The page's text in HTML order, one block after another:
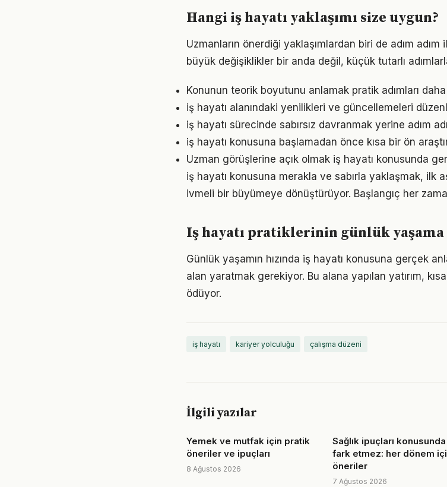
Hangi iş hayatı yaklaşımı size uygun?
Uzmanların önerdiği yaklaşımlardan biri de adım
büyük değişiklikler bir anda değil, küçük tutarlı
Konunun teorik boyutunu anlamak pratik adımları daha
iş hayatı alanındaki yenilikleri ve güncellemeleri
iş hayatı sürecinde sabırsız davranmak yerine adım
iş hayatı konusuna başlamadan önce kısa bir ön
Uzman görüşlerine açık olmak iş hayatı konusunda
iş hayatı konusuna merakla ve sabırla yaklaşmak, ilk
ivmeli bir büyümeye dönüştürüyor. Başlangıç her
Iş hayatı pratiklerinin günlük
Günlük yaşamın hızında iş hayatı konusuna gerçek
alan yaratmak gerekiyor. Bu alana yapılan yatırım,
ödüyor.
iş hayatı kariyer yolculuğu çalışma düzeni
İlgili yazılar
Yemek ve mutfak için pratik
öneriler ve ipuçları
8 Ağustos 2026
Sağlık ipuçları
fark etmez: her dönem
öneriler
7 Ağustos 2026